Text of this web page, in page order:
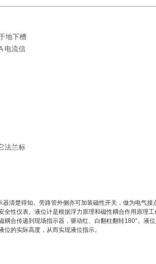
地下槽
电流信
兰标
清楚得知。旁路管外侧亦可加装磁性开关，做为电气接
性仪表。液位计是根据浮力原理和磁性耦合作用原理
耦合传递到现场指示器，驱动红、白翻柱翻转180°。液
的实际高度，从而实现液位指示。